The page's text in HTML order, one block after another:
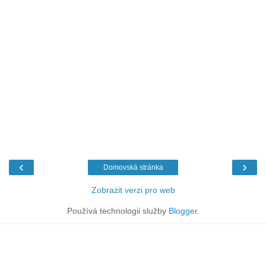
‹ ›
Domovská stránka
Zobrazit verzi pro web
Používá technologii služby Blogger.